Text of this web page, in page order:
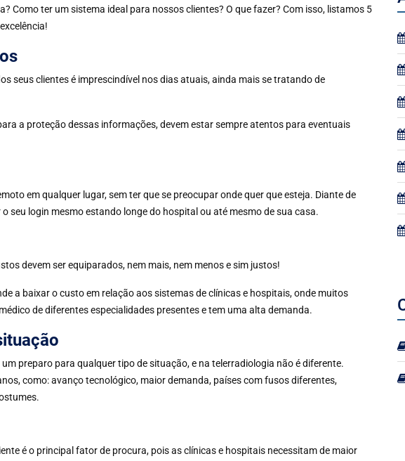
Como ter um sistema ideal para nossos clientes? O que fazer? Com isso, listamos 5
seus clientes é imprescindível nos dias atuais, ainda mais se tratando de
a proteção dessas informações, devem estar sempre atentos para eventuais
em qualquer lugar, sem ter que se preocupar onde quer que esteja. Diante de
seu login mesmo estando longe do hospital ou até mesmo de sua casa.
devem ser equiparados, nem mais, nem menos e sim justos!
a baixar o custo em relação aos sistemas de clínicas e hospitais, onde muitos
de diferentes especialidades presentes e tem uma alta demanda.
preparo para qualquer tipo de situação, e na telerradiologia não é diferente.
como: avanço tecnológico, maior demanda, países com fusos diferentes,
é o principal fator de procura, pois as clínicas e hospitais necessitam de maior